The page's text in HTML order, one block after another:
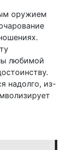
оружием
любимой
надолго, из-